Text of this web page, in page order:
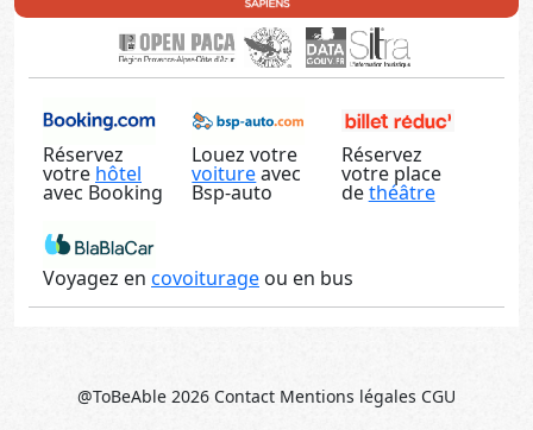
Réservez
votre hôtel
avec Booking
Louez votre
voitureavec
Bsp-auto
Réservez
votre place
dethéâtre
Voyagez en covoiturage ou en bus
@ToBeAble 2026 Contact Mentions légales CGU